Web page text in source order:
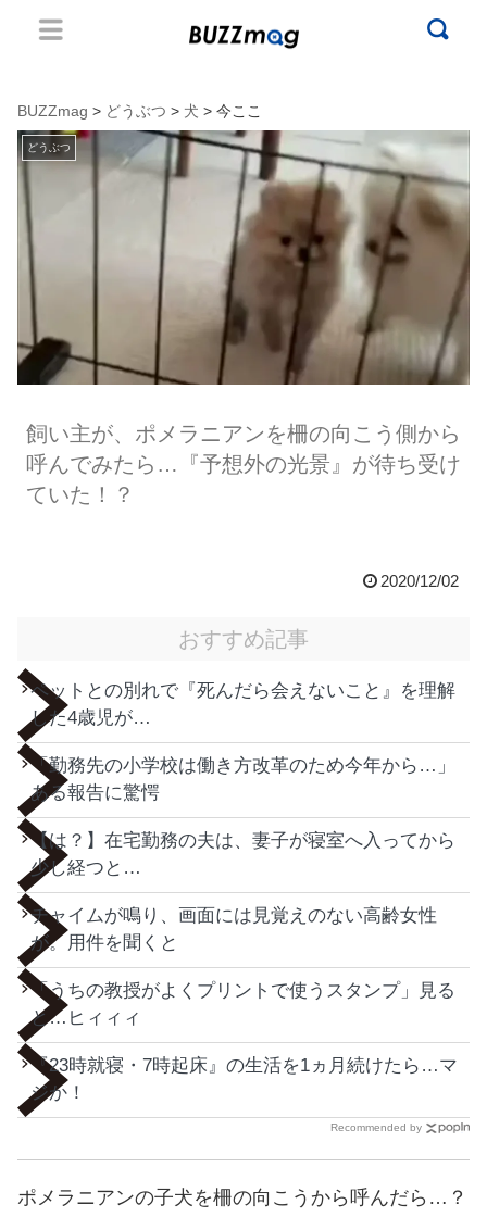
BUZZmag > どうぶつ > 犬 > 今ここ
どうぶつ
飼い主が、ポメラニアンを柵の向こう側から
呼んでみたら…『予想外の光景』が待ち受け
ていた！？
2020/12/02
おすすめ記事
ペットとの別れで『死んだら会えないこと』を理解
した4歳児が…
「勤務先の小学校は働き方改革のため今年から…」
ある報告に驚愕
【は？】在宅勤務の夫は、妻子が寝室へ入ってから
少し経つと…
チャイムが鳴り、画面には見覚えのない高齢女性
が。用件を聞くと
「うちの教授がよくプリントで使うスタンプ」見る
と…ヒィィィ
『23時就寝・7時起床』の生活を1ヵ月続けたら…マ
ジか！
Recommended by
ポメラニアンの子犬を柵の向こうから呼んだら…？